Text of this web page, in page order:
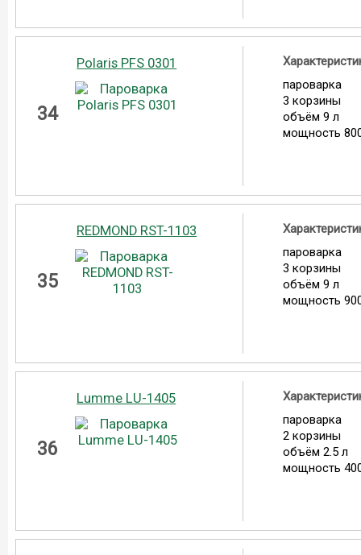
34
Polaris PFS 0301
пароварка
3 корзины
объём 9 л
мощность
35
REDMOND RST-1103
пароварка
3 корзины
объём 9 л
мощность
36
Lumme LU-1405
пароварка
2 корзины
объём 2.5 л
мощность